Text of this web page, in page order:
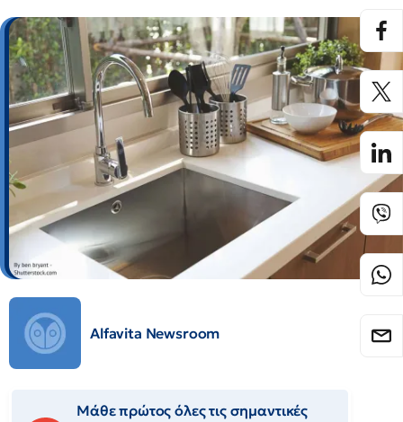
Alfavita Newsroom
Μάθε πρώτος όλες τις σημαντικές